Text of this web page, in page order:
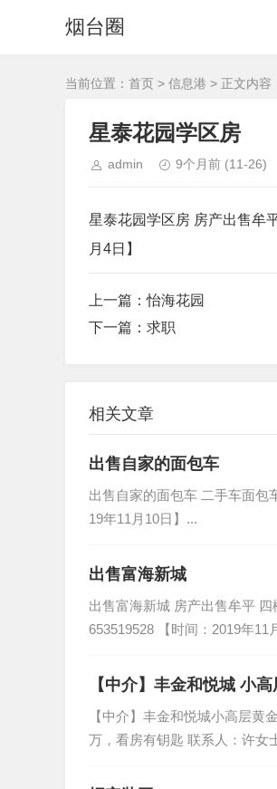
烟台圈
当前位置： 首页 > 信息港 > 正文内容
星泰花园学区房
admin 9个月前 (11-26)
星泰花园学区房 房产出售牟
月4日】
上一篇：怡海花园
下一篇： 求职
相关文章
出售自家的面包车
出售自家的面包车 二手车面包
19年11月10日】...
出售富海新城
出售富海新城 房产出售牟平
653519528 【时间：2019年11
【中介】丰金和悦城 小
【中介】丰金和悦城小高层黄
万，看房有钥匙 联系人：许女